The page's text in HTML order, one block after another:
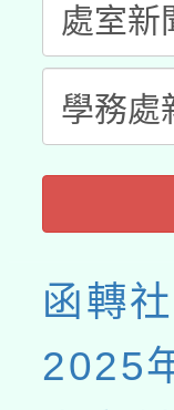
函轉
2025